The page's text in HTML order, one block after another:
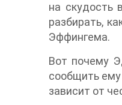
на скудость
разбирать,
Эффингема.
Вот почему
сообщить ему
зависит от